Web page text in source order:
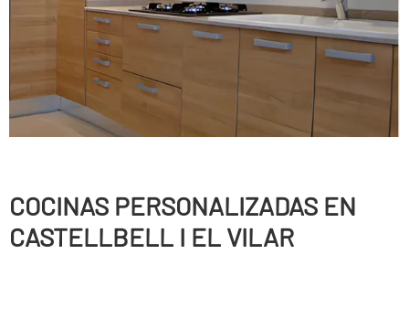
COCINAS PERSONALIZADAS EN
CASTELLBELL I EL VILAR